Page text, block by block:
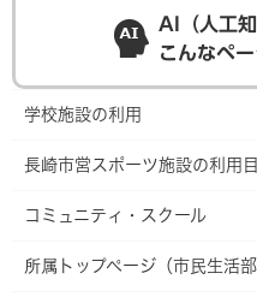
AI（人工
こんなペ
学校施設の利用
長崎市営スポーツ施設の利用
コミュニティ・スクール
所属トップページ（市民生活